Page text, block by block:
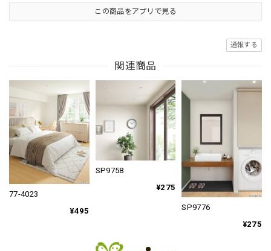
この商品をアプリで見る
通報する
関連商品
77-4023
¥495
SP9758
¥275
SP9776
¥275